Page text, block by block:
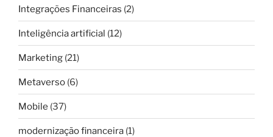
Integrações Financeiras (2)
Inteligência artificial (12)
Marketing (21)
Metaverso (6)
Mobile (37)
modernização financeira (1)